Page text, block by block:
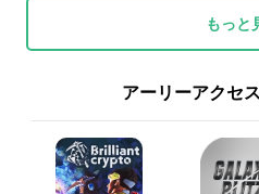
もっと
アーリーアクセ